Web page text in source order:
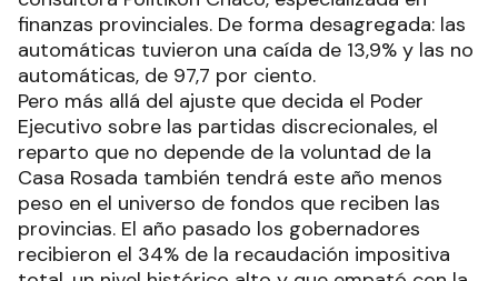
finanzas provinciales. De forma desagregada: las
automáticas tuvieron una caída de 13,9% y las no
automáticas, de 97,7 por ciento.
Pero más allá del ajuste que decida el Poder
Ejecutivo sobre las partidas discrecionales, el
reparto que no depende de la voluntad de la
Casa Rosada también tendrá este año menos
peso en el universo de fondos que reciben las
provincias. El año pasado los gobernadores
recibieron el 34% de la recaudación impositiva